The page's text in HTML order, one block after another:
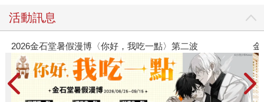
活動訊息
第二波 金石堂2026海外優惠：電子書